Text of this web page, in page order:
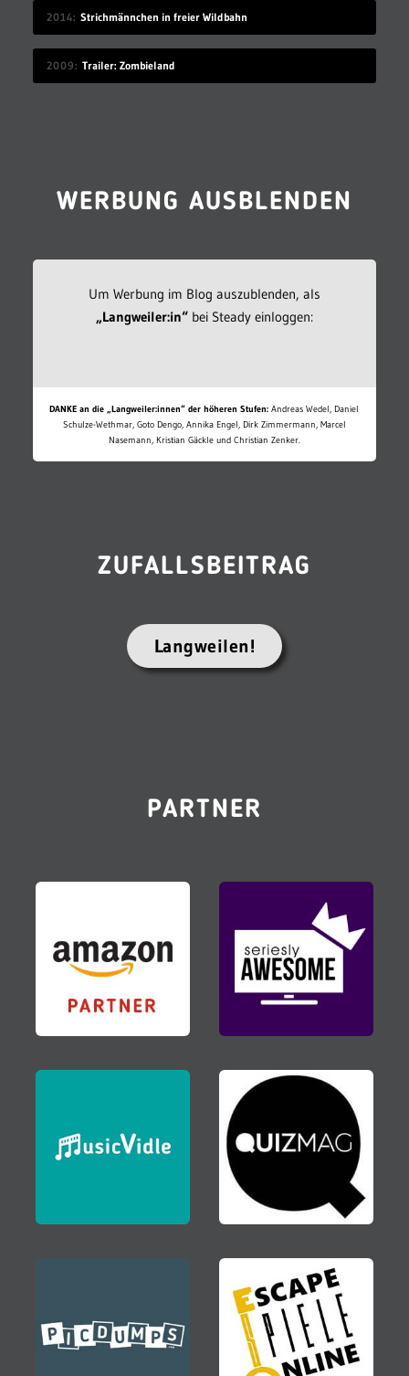
2014 Strichmännchen in freier Wildbahn
2009 Trailer: Zombieland
WERBUNG AUSBLENDEN
Um Werbung im Blog auszublenden, als
„Langweiler:in“bei Steady einloggen:
DANKE an die „Langweiler:innen“ der höheren Stufen: Andreas Wedel, Daniel
Schulze-Wethmar, Goto Dengo, Annika Engel, Dirk Zimmermann, Marcel
Nasemann, Kristian Gäckle und Christian Zenker.
ZUFALLSBEITRAG
Langweilen!
PARTNER